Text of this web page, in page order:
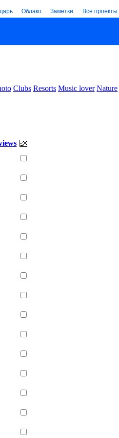
Облако Заметки Все проекты
Clubs Resorts Music lover Nature